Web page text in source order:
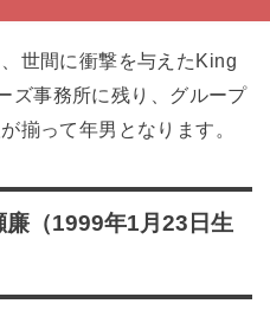
世間に衝撃を与えたKing
ズ事務所に残り、グループ
揃って年男となります。
（1999年1月23日生